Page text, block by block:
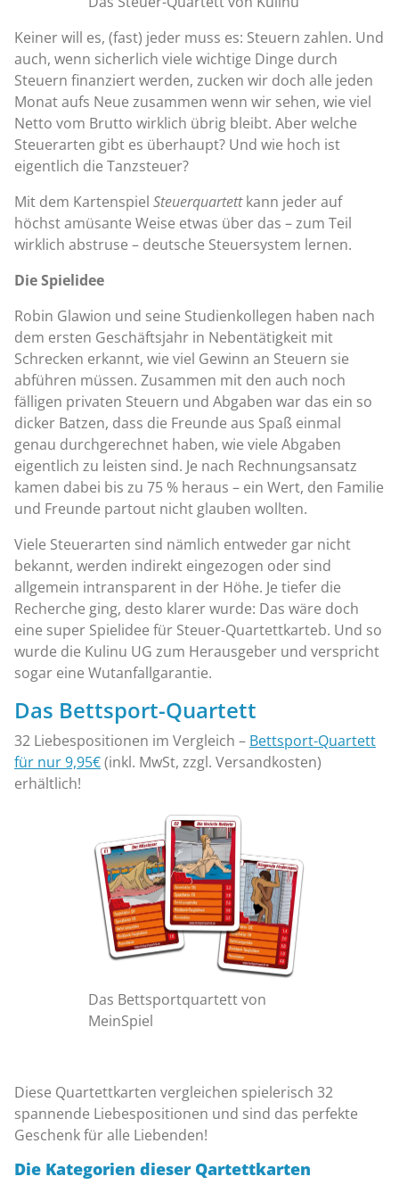
Keiner will es, (fast) jeder muss es: Steuern zahlen. Und
auch, wenn sicherlich viele wichtige Dinge durch
Steuern finanziert werden, zucken wir doch alle jeden
Monat aufs Neue zusammen wenn wir sehen, wie viel
Netto vom Brutto wirklich übrig bleibt. Aber welche
Steuerarten gibt es überhaupt? Und wie hoch ist
eigentlich die Tanzsteuer?
Mit dem Kartenspiel Steuerquartettkann jeder auf
höchst amüsante Weise etwas über das – zum Teil
wirklich abstruse – deutsche Steuersystem lernen.
Die Spielidee
Robin Glawion und seine Studienkollegen haben nach
dem ersten Geschäftsjahr in Nebentätigkeit mit
Schrecken erkannt, wie viel Gewinn an Steuern sie
abführen müssen. Zusammen mit den auch noch
fälligen privaten Steuern und Abgaben war das ein so
dicker Batzen, dass die Freunde aus Spaß einmal
genau durchgerechnet haben, wie viele Abgaben
eigentlich zu leisten sind. Je nach Rechnungsansatz
kamen dabei bis zu 75 % heraus – ein Wert, den Familie
und Freunde partout nicht glauben wollten.
Viele Steuerarten sind nämlich entweder gar nicht
bekannt, werden indirekt eingezogen oder sind
allgemein intransparent in der Höhe. Je tiefer die
Recherche ging, desto klarer wurde: Das wäre doch
eine super Spielidee für Steuer-Quartettkarteb. Und so
wurde die Kulinu UG zum Herausgeber und verspricht
sogar eine Wutanfallgarantie.
Das Bettsport-Quartett
32 Liebespositionen im Vergleich – Bettsport-Quartett
für nur 9,95€(inkl. MwSt, zzgl. Versandkosten)
erhältlich!
Das Bettsportquartett von
MeinSpiel
Diese Quartettkarten vergleichen spielerisch 32
spannende Liebespositionen und sind das perfekte
Geschenk für alle Liebenden!
Die Kategorien dieser Qartettkarten